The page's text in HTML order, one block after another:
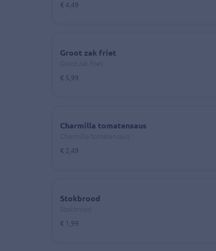
€ 4,49
Groot zak friet
€ 5,99
Charmilla tomatensaus
€ 2,49
Stokbrood
€ 1,99